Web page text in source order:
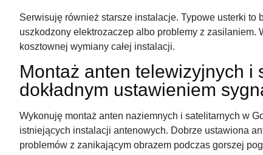
Serwisuję również starsze instalacje. Typowe usterki to
uszkodzony elektrozaczep albo problemy z
kosztownej wymiany całej instalacji.
Montaż anten telewizyjnych i
dokładnym ustawieniem
Wykonuję montaż anten naziemnych i satelitarnych w
istniejących instalacji antenowych. Dobrze ustawiona
problemów z zanikającym obrazem podczas gorszej